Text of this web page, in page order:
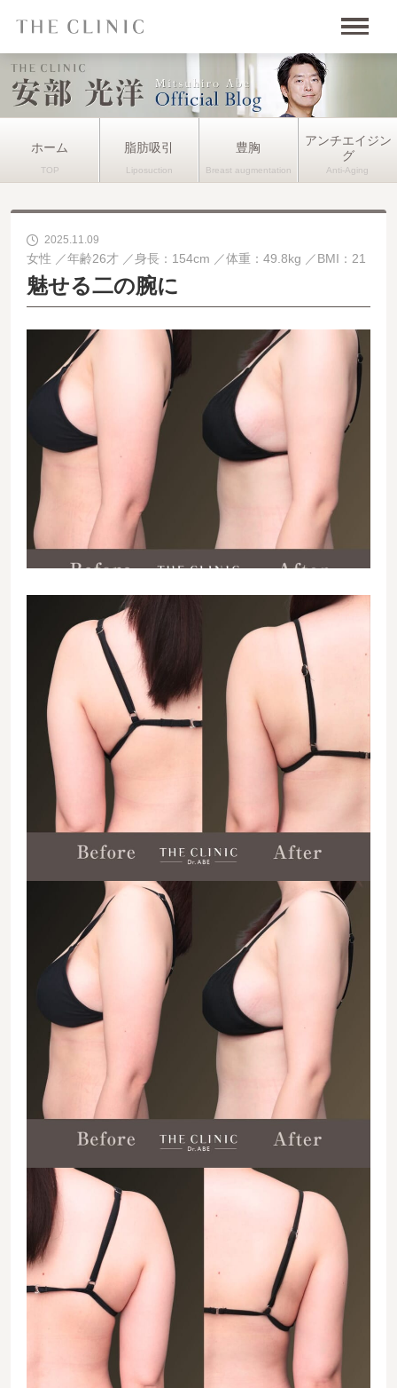
ホーム 脂肪吸引 豊胸
アンチエイジン
グ
2025.11.09
女性 年齢26才 身長：154cm 体重：49.8kg BMI：21
魅せる二の腕に